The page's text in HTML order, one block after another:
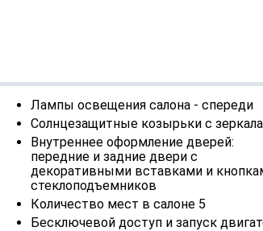
Лампы освещения салона - спереди
Солнцезащитные козырьки с
Внутреннее оформление дверей:
передние и задние двери с
декоративными вставками и
стеклоподъемников
Количество мест в салоне 5
Бесключевой доступ и запуск